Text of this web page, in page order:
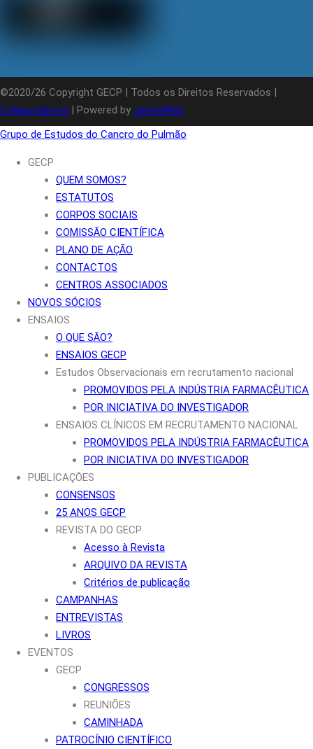
©2020/26 Copyright GECP | Todos os Direitos Reservados |
Colaboradores | Powered by JanelaWeb
Grupo de Estudos do Cancro do Pulmão
GECP
QUEM SOMOS?
ESTATUTOS
CORPOS SOCIAIS
COMISSÃO CIENTÍFICA
PLANO DE AÇÃO
CONTACTOS
CENTROS ASSOCIADOS
NOVOS SÓCIOS
ENSAIOS
O QUE SÃO?
ENSAIOS GECP
Estudos Observacionais em recrutamento nacional
PROMOVIDOS PELA INDÚSTRIA FARMACÊUTICA
POR INICIATIVA DO INVESTIGADOR
ENSAIOS CLÍNICOS EM RECRUTAMENTO NACIONAL
PROMOVIDOS PELA INDÚSTRIA FARMACÊUTICA
POR INICIATIVA DO INVESTIGADOR
PUBLICAÇÕES
CONSENSOS
25 ANOS GECP
REVISTA DO GECP
Acesso à Revista
ARQUIVO DA REVISTA
Critérios de publicação
CAMPANHAS
ENTREVISTAS
LIVROS
EVENTOS
GECP
CONGRESSOS
REUNIÕES
CAMINHADA
PATROCÍNIO CIENTÍFICO